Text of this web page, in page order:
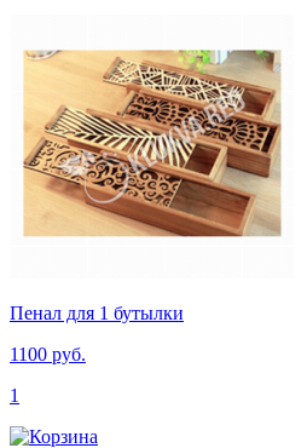
Пенал для 1 бутылки
1100 руб.
1